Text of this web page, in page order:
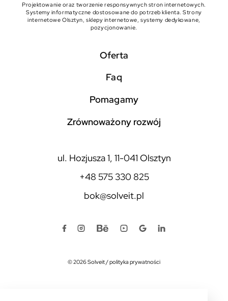
Projektowanie oraz tworzenie responsywnych stron internetowych.
Systemy informatyczne dostosowane do potrzeb klienta. Strony
internetowe Olsztyn, sklepy internetowe, systemy dedykowane,
pozycjonowanie.
Oferta
faq
pomagamy
zrównoważony rozwój
ul. Hozjusza 1, 11-041 Olsztyn
+48 575 330 825
bok@solveit.pl
© 2026 Solveit/polityka prywatności